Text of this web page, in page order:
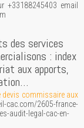
+33188245403 email
des services
: index
aux apports,
devis commissaire aux
cac.com/2605-france-
audit-legal-cac-en-